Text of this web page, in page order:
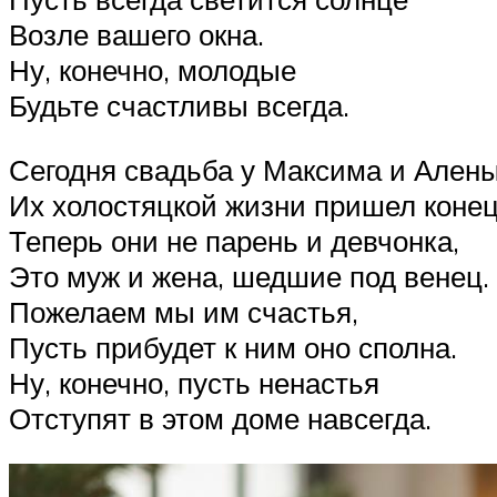
Возле вашего окна.
Ну, конечно, молодые
Будьте счастливы всегда.
Сегодня свадьба у Максима и
Их холостяцкой жизни пришел
Теперь они не парень и девчонка,
Это муж и жена, шедшие под венец.
Пожелаем мы им счастья,
Пусть прибудет к ним оно сполна.
Ну, конечно, пусть ненастья
Отступят в этом доме навсегда.